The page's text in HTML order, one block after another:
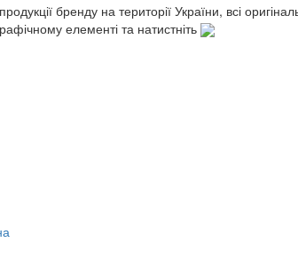
бренду на території України, всі
елементі та натистніть